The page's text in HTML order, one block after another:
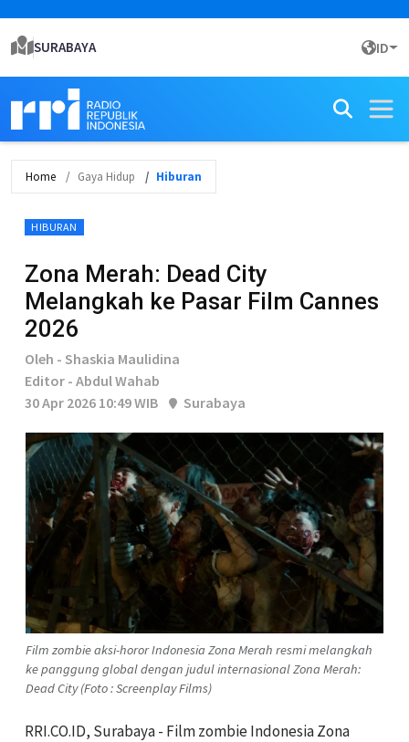
SURABAYA ID
Home Gaya Hidup Hiburan
HIBURAN
Zona Merah: Dead City
Melangkah ke Pasar Film Cannes
2026
Oleh - Shaskia Maulidina
Editor - Abdul Wahab
30 Apr 2026 10:49 WIB
Surabaya
Film zombie aksi-horor Indonesia Zona Merah resmi melangkah
ke panggung global dengan judul internasional Zona Merah:
Dead City (Foto : Screenplay Films)
RRI.CO.ID, Surabaya - Film zombie Indonesia Zona